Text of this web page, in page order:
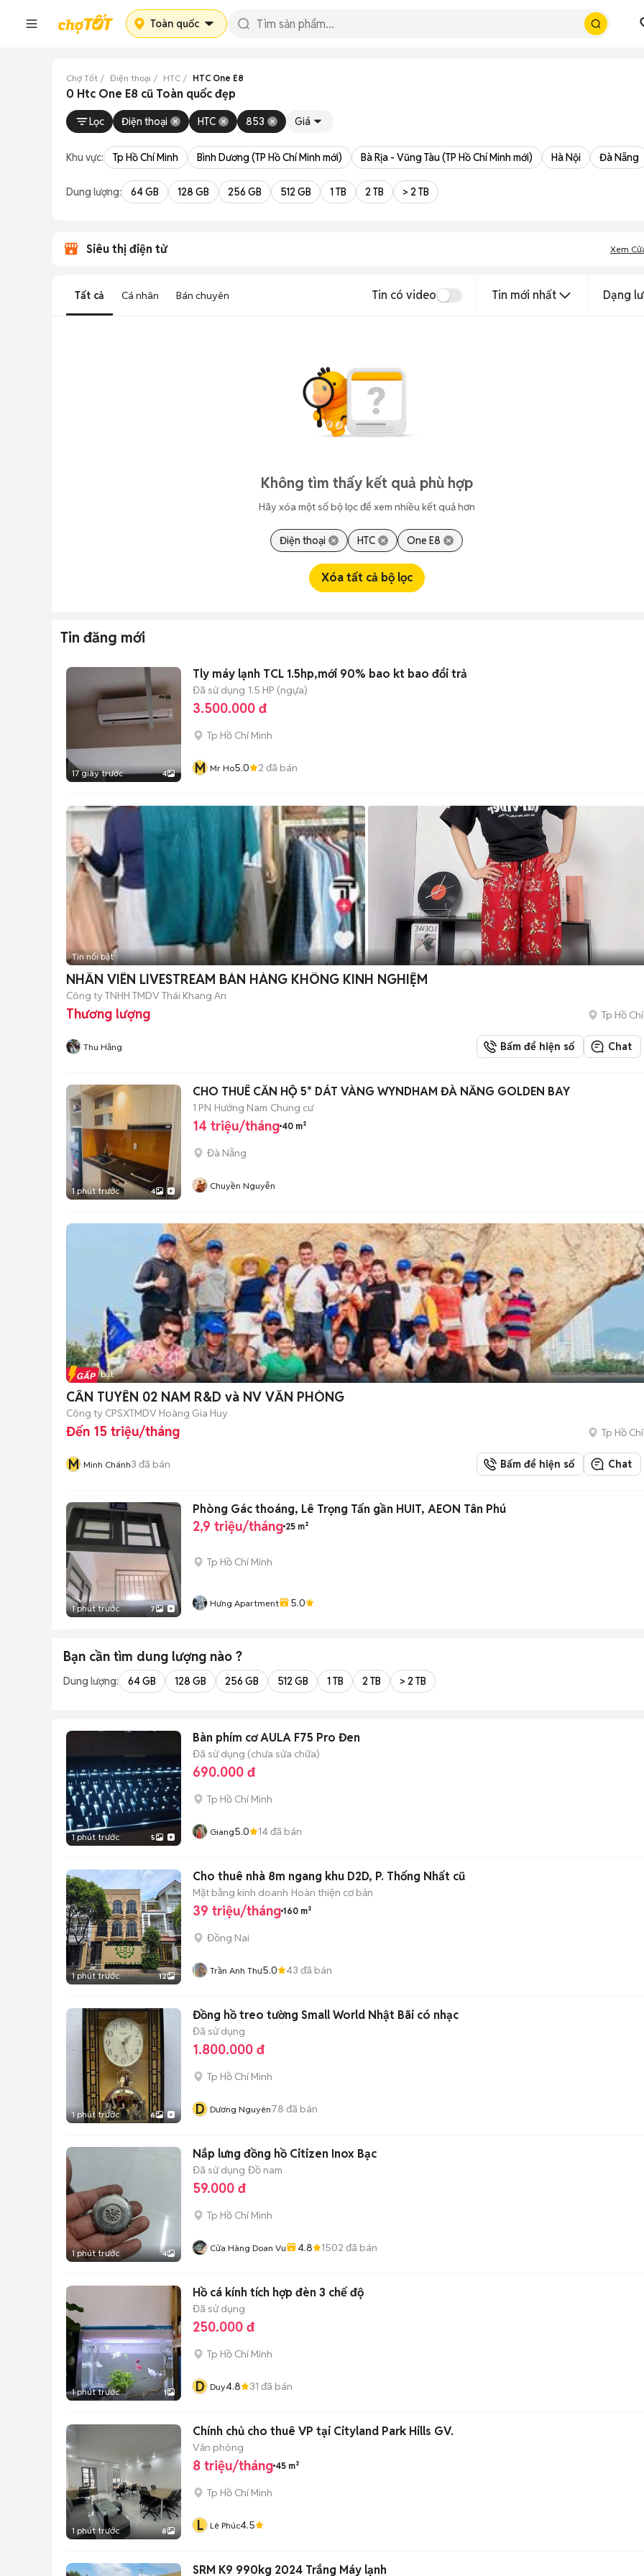
Toàn quốc
Chợ Tốt Điện thoại HTC HTC One E8
0 Htc One E8 cũ Toàn quốc đẹp
Lọc Điện thoại HTC 853 Giá
Khu vực: Tp Hồ Chí Minh Bình Dương (TP Hồ Chí Minh mới) Bà Rịa - Vũng Tàu (TP Hồ Chí Minh mới) Hà Nội Đà Nẵng
Dung lượng: 64 GB 128 GB 256 GB 512 GB 1 TB 2 TB > 2 TB
Siêu thị điện tử Xem
Tất cả Cá nhân Bán chuyên Tin có video Tin mới nhất Dạng
Không tìm thấy kết quả phù hợp
Hãy xóa một số bộ lọc để xem nhiều kết quả hơn
Điện thoại HTC One E8
Xóa tất cả bộ lọc
Tin đăng mới
17 giây trước 4
Tly máy lạnh TCL 1.5hp,mới 90% bao kt bao đổi trả
Đã sử dụng 1.5 HP (ngựa)
3.500.000 đ
Tp Hồ Chí Minh
M Mr Ho5.0 2 đã bán
Tin nổi bật
NHÂN VIÊN LIVESTREAM BÁN HÀNG KHÔNG KINH NGHIỆM
Công ty TNHH TMDV Thái Khang An
Thương lượng Tp Hồ
Thu Hằng Bấm để hiện số Chat
1 phút trước 4
CHO THUÊ CĂN HỘ 5* DÁT VÀNG WYNDHAM ĐÀ NẴNG GOLDEN BAY
1 PN Hướng Nam Chung cư
14 triệu/tháng 40 m²
Đà Nẵng
Chuyền Nguyễn
Tin nổi bật
CẦN TUYỂN 02 NAM R&D và NV VĂN PHÒNG
Công ty CPSXTMDV Hoàng Gia Huy
Đến 15 triệu/tháng Tp Hồ
M Minh Chánh3 đã bán Bấm để hiện số Chat
1 phút trước 7
Phòng Gác thoáng, Lê Trọng Tấn gần HUIT, AEON Tân Phú
2,9 triệu/tháng 25 m²
Tp Hồ Chí Minh
Hưng Apartment 5.0
Bạn cần tìm dung lượng nào ?
Dung lượng: 64 GB 128 GB 256 GB 512 GB 1 TB 2 TB > 2 TB
1 phút trước 5
Bàn phím cơ AULA F75 Pro Đen
Đã sử dụng (chưa sửa chữa)
690.000 đ
Tp Hồ Chí Minh
Giang5.0 14đã bán
1 phút trước 12
Cho thuê nhà 8m ngang khu D2D, P. Thống Nhất cũ
Mặt bằng kinh doanh Hoàn thiện cơ bản
39 triệu/tháng 160 m²
Đồng Nai
Trần Anh Thư5.0 43 đã bán
1 phút trước 6
Đồng hồ treo tường Small World Nhật Bãi có nhạc
Đã sử dụng
1.800.000 đ
Tp Hồ Chí Minh
D Dương Nguyên78 đã bán
1 phút trước 4
Nắp lưng đồng hồ Citizen Inox Bạc
Đã sử dụng Đồ nam
59.000 đ
Tp Hồ Chí Minh
Cửa Hàng Doan Vu 4.8 1502 đã bán
1 phút trước 1
Hồ cá kính tích hợp đèn 3 chế độ
Đã sử dụng
250.000 đ
Tp Hồ Chí Minh
D Duy4.8 31 đã bán
1 phút trước 8
Chính chủ cho thuê VP tại Cityland Park Hills GV.
Văn phòng
8 triệu/tháng 45 m²
Tp Hồ Chí Minh
L Lê Phúc4.5
SRM K9 990kg 2024 Trắng Máy lạnh